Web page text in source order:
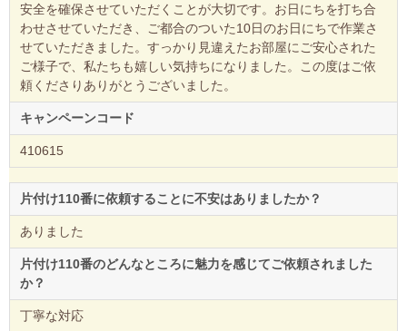
安全を確保させていただくことが大切です。お日にちを打ち合
わせさせていただき、ご都合のついた10日のお日にちで作業さ
せていただきました。すっかり見違えたお部屋にご安心された
ご様子で、私たちも嬉しい気持ちになりました。この度はご依
頼くださりありがとうございました。
キャンペーンコード
410615
片付け110番に依頼することに不安はありましたか？
ありました
片付け110番のどんなところに魅力を感じてご依頼されました
か？
丁寧な対応